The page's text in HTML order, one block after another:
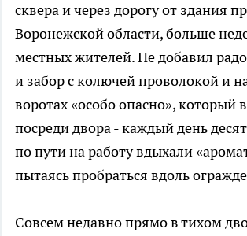
сквера и через дорогу от здания
Воронежской области, больше
местных жителей. Не добавил
и забор с колючей проволокой и
воротах «особо опасно», который
посреди двора - каждый день
по пути на работу вдыхали
пытаясь пробраться вдоль
Совсем недавно прямо в тихом